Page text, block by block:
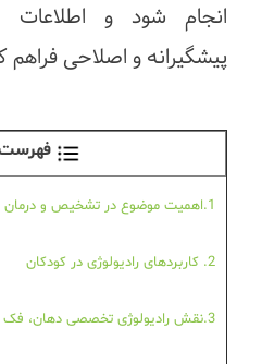
انجام شود و اطلاعات
پیشگیرانه و اصلاحی فراهم
فهرست
1.اهمیت موضوع در تشخیص و درمان
2. کاربردهای رادیولوژی در کودکان
3.نقش رادیولوژی تخصصی دهان، فک و صورت